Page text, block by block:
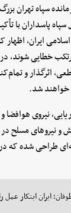
سپاه تهران
پاسداران با
ایران، اظهار
خطایی شوند،
اثرگذار و
شد.
نیروی هوافضا
نیروهای مسلح در
طراحی شده که
ایران ابتکار عمل